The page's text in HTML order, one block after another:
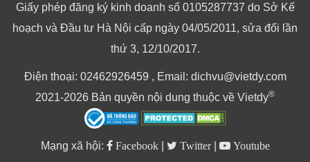
Giấy phép đăng ký kinh doanh số 0105287737 do Sở Kế
hoạch và Đầu tư Hà Nội cấp ngày 04/05/2011, sửa đổi lần
thứ 3, 12/10/2017.
Điện thoại: 02462926459 , Email: dichvu@vietdy.com
2021-2026 Bản quyền nội dung thuộc về Vietdy®
Mạng xã hội: Facebook Twitter Youtube